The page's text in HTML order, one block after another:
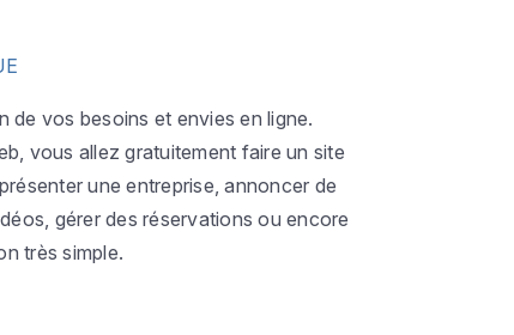
de vos besoins et envies en ligne.
vous allez gratuitement faire un site
une entreprise, annoncer de
gérer des réservations ou encore
très simple.